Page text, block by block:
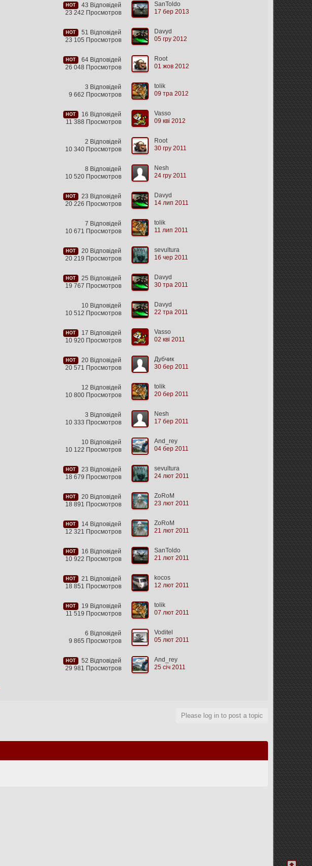
HOT
43 Відповідей
23 242 Просмотров
SanToldo
17 бер 2013
HOT
51 Відповідей
23 105 Просмотров
Davyd
05 гру 2012
HOT
64 Відповідей
26 048 Просмотров
Root
01 жов 2012
3 Відповідей
9 662 Просмотров
tolik
09 тра 2012
HOT
16 Відповідей
11 388 Просмотров
Vasso
09 кві 2012
2 Відповідей
10 340 Просмотров
Root
30 гру 2011
8 Відповідей
10 520 Просмотров
Nesh
24 гру 2011
HOT
23 Відповідей
20 226 Просмотров
Davyd
14 лип 2011
7 Відповідей
10 671 Просмотров
tolik
11 лип 2011
HOT
20 Відповідей
20 219 Просмотров
sevultura
16 чер 2011
HOT
25 Відповідей
19 767 Просмотров
Davyd
30 тра 2011
10 Відповідей
10 512 Просмотров
Davyd
22 тра 2011
HOT
17 Відповідей
10 920 Просмотров
Vasso
02 кві 2011
HOT
20 Відповідей
20 571 Просмотров
Дубчик
30 бер 2011
12 Відповідей
10 800 Просмотров
tolik
20 бер 2011
3 Відповідей
10 333 Просмотров
Nesh
17 бер 2011
10 Відповідей
10 122 Просмотров
And_rey
04 бер 2011
HOT
23 Відповідей
18 679 Просмотров
sevultura
24 лют 2011
HOT
20 Відповідей
18 891 Просмотров
ZoRoM
23 лют 2011
HOT
14 Відповідей
12 321 Просмотров
ZoRoM
21 лют 2011
HOT
16 Відповідей
10 922 Просмотров
SanToldo
21 лют 2011
HOT
21 Відповідей
18 851 Просмотров
kocos
12 лют 2011
HOT
19 Відповідей
11 519 Просмотров
tolik
07 лют 2011
6 Відповідей
9 865 Просмотров
Voditel
05 лют 2011
HOT
52 Відповідей
29 981 Просмотров
And_rey
25 січ 2011
Please log in to post a topic